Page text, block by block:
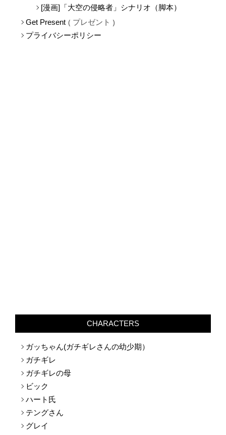
[漫画]「ガチギレ天使さん」シナリオ（脚本）
[漫画]「大空の侵略者」シナリオ（脚本）
Get Present
プレゼント
ガッちゃん(ガチギレさんの幼少期）
ガチギレ
ガチギレの母
ビック
ハート氏
テングさん